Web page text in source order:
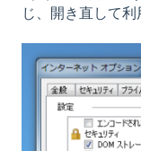
じ、開き直して利